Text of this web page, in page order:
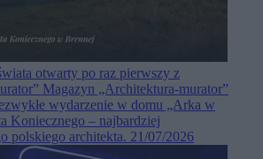
otwarty po raz pierwszy z
Magazyn „Architektura-murator”
wydarzenie w domu „Arka w
Koniecznego – najbardziej
polskiego architekta. 21/07/2026